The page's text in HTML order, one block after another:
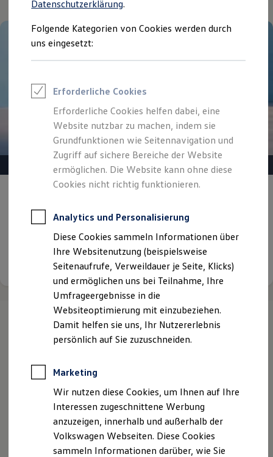
Elektromobilität bei Gebrauchtwagen
Saisonangebote
Reifenpakete
Leasing
Leasing-Angebote
Elektroauto Leasing
Kleinwagen-Leasing
Leasing ohne Anzahlung
Finanzierung
Autokredit mit Schlussrate
Versicherungen und Garantien
Kfz-Versicherung
Restschuldversicherungen
Garantien
Professional Class bei Volkswagen
Behörden
Direktkunden
Sonderfahrzeuge
Anpfiff zum Gewinn
Elektromobilität
Elektroautos
ID. Tutorials
Elektrofahrzeugkonzepte
ID. EVERY1
Reichweite
Rekuperation
Laden unterwegs
Laden Zuhause
Ladestationen finden
Ladezeitensimulator
Batterie
Sicherheit
Gepflegt, geprüft und für gut befunden.
Volkswagen Zertifizierte
Gebrauchtwagen.
Details ansehen
Ihrenächsten
Schritte
Probefahrt vereinbaren
Datenschutzerklärung.
Folgende Kategorien von Cookies werden durch
uns eingesetzt:
Erforderliche Cookies
Erforderliche Cookies helfen dabei, eine
Website nutzbar zu machen, indem sie
Grundfunktionen wie Seitennavigation und
Zugriff auf sichere Bereiche der Website
ermöglichen. Die Website kann ohne diese
Cookies nicht richtig funktionieren.
Analytics und Personalisierung
Diese Cookies sammeln Informationen über
Ihre Websitenutzung (beispielsweise
Seitenaufrufe, Verweildauer je Seite, Klicks)
und ermöglichen uns bei Teilnahme, Ihre
Umfrageergebnisse in die
Websiteoptimierung mit einzubeziehen.
Damit helfen sie uns, Ihr Nutzererlebnis
persönlich auf Sie zuzuschneiden.
Marketing
Wir nutzen diese Cookies, um Ihnen auf Ihre
Interessen zugeschnittene Werbung
anzuzeigen, innerhalb und außerhalb der
Volkswagen Webseiten. Diese Cookies
sammeln Informationen darüber, wie Sie